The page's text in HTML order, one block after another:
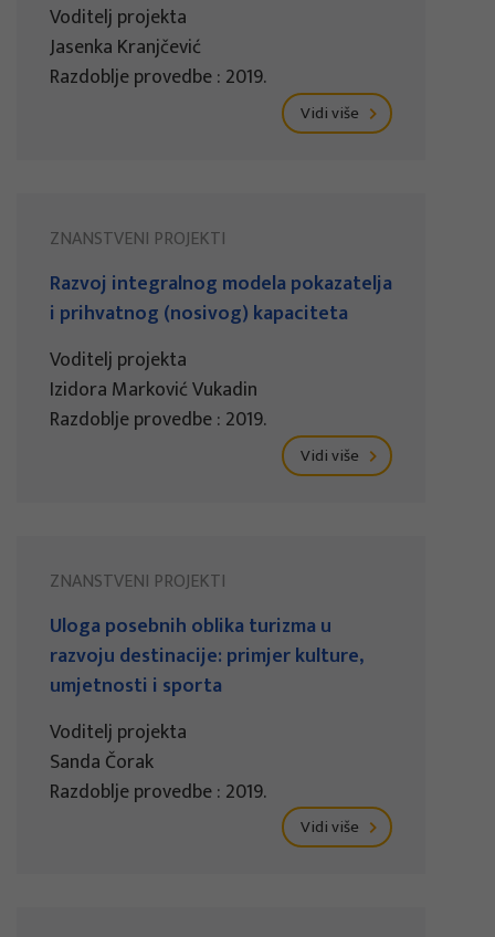
Voditelj projekta
Jasenka Kranjčević
Razdoblje provedbe : 2019.
Vidi više
ZNANSTVENI PROJEKTI
Razvoj integralnog modela pokazatelja
i prihvatnog (nosivog) kapaciteta
Voditelj projekta
Izidora Marković Vukadin
Razdoblje provedbe : 2019.
Vidi više
ZNANSTVENI PROJEKTI
Uloga posebnih oblika turizma u
razvoju destinacije: primjer kulture,
umjetnosti i sporta
Voditelj projekta
Sanda Čorak
Razdoblje provedbe : 2019.
Vidi više